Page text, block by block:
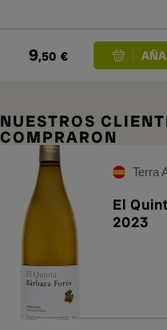
9,50 €
NUESTROS
COMPRARON
Terra
El
2023